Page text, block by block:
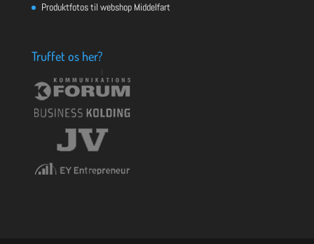
Produktfotos til webshop Middelfart
Truffet os her?